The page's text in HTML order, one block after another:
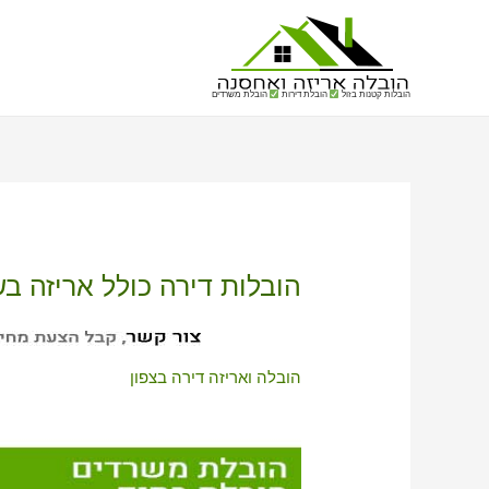
הובלות קטנות בזול הובלת דירות הובלת משרדים
הובלות דירה כולל אריזה
הובלה ואריזה דירה בצפון